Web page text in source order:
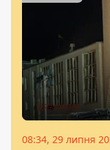
08:34, 29 липня